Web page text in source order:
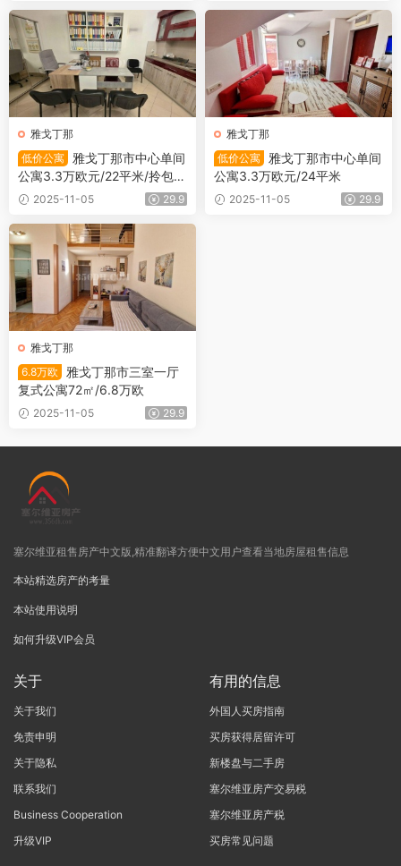
雅戈丁那
低价公寓
雅戈丁那市中心单间
公寓3.3万欧元/22平米/拎包入
住 2025-11-05 29.9
雅戈丁那
低价公寓
雅戈丁那市中心单间
公寓3.3万欧元/24平米
2025-11-05 29.9
雅戈丁那
6.8万欧
雅戈丁那市三室一厅
复式公寓72㎡/6.8万欧
2025-11-05 29.9
塞尔维亚租售房产中文版,精准翻译方便中文用户查看当地房屋租售信息
本站精选房产的考量
本站使用说明
如何升级VIP会员
关于
关于我们
免责申明
关于隐私
联系我们
Business Cooperation
升级VIP
有用的信息
外国人买房指南
买房获得居留许可
新楼盘与二手房
塞尔维亚房产交易税
塞尔维亚房产税
买房常见问题